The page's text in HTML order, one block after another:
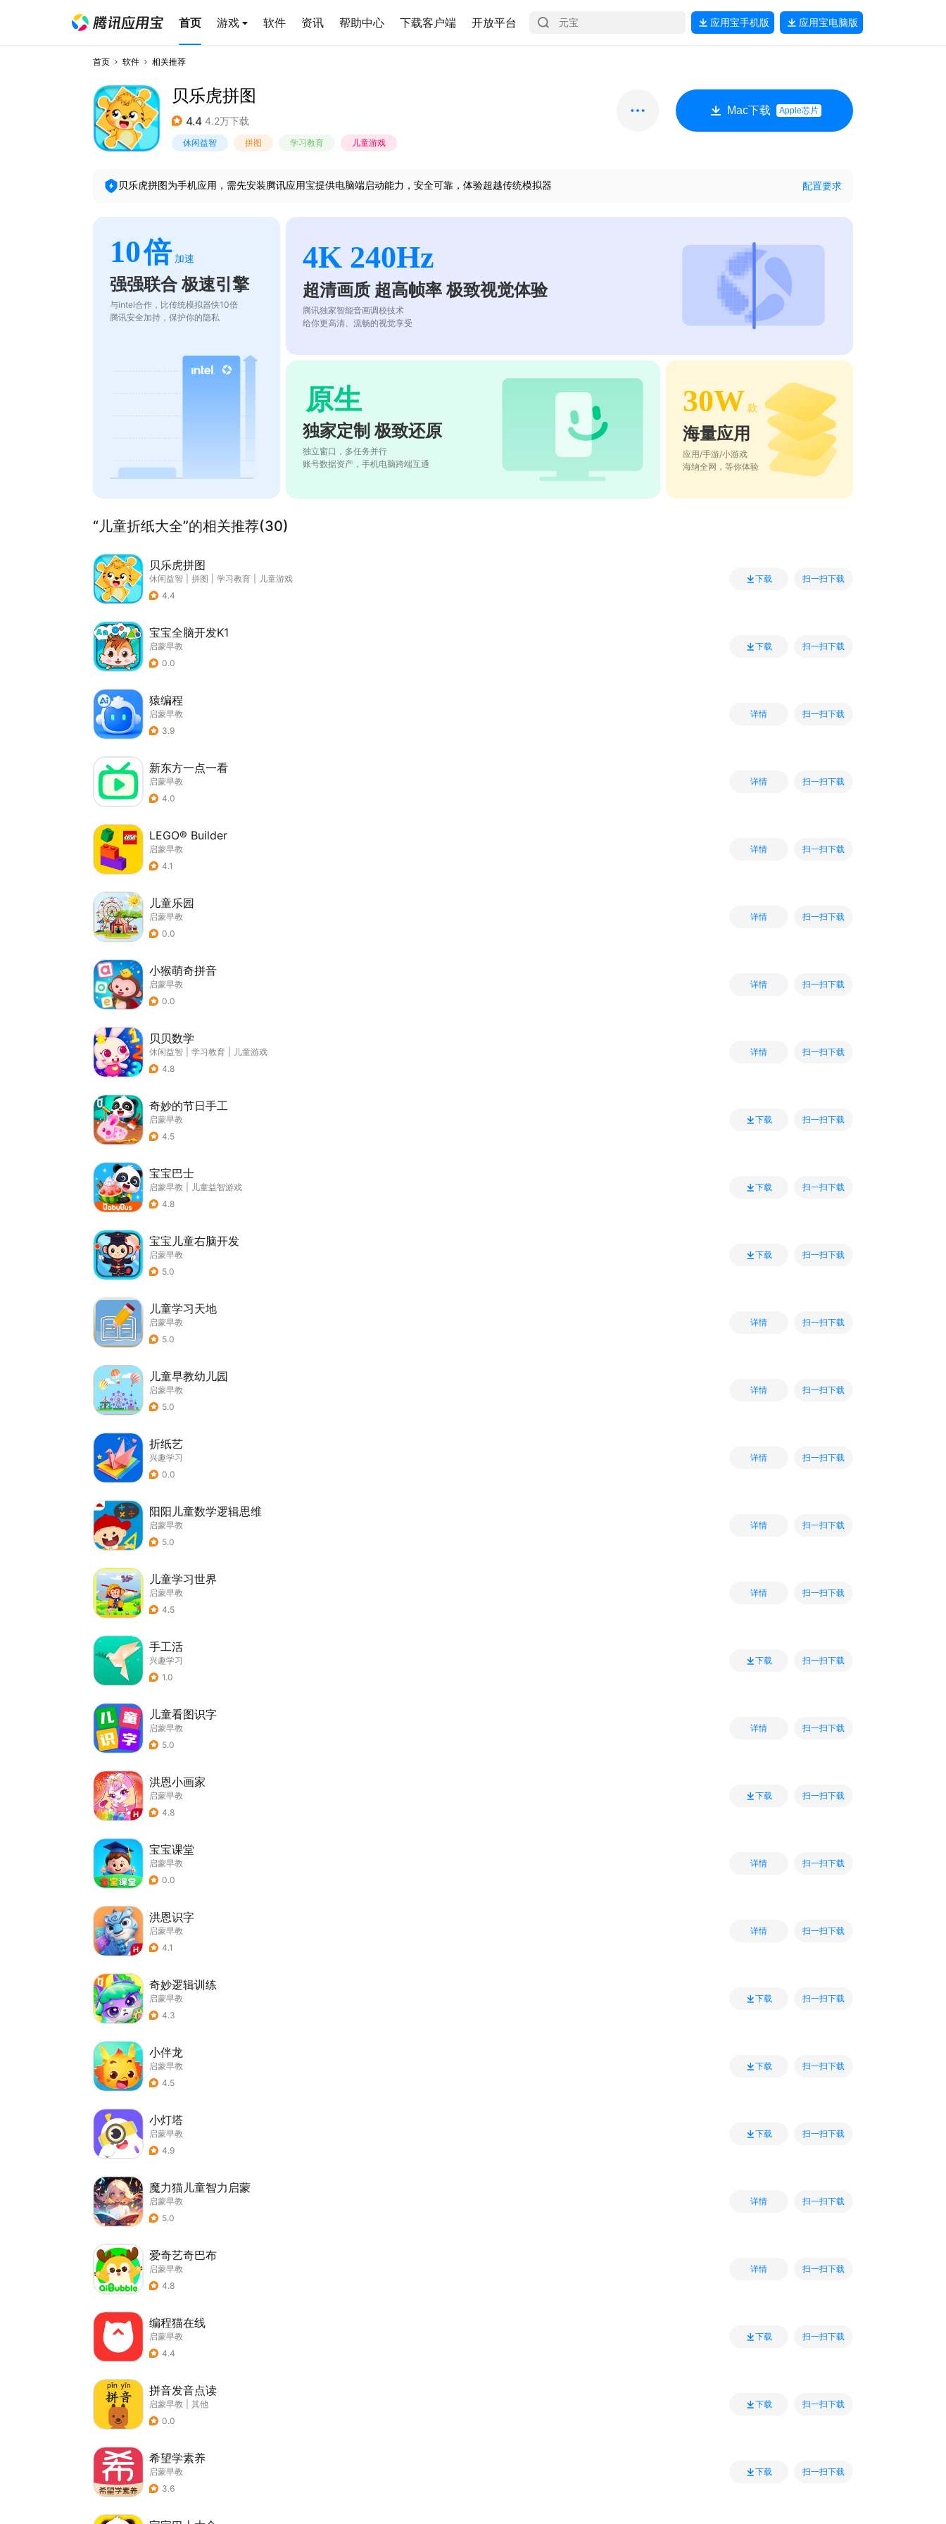
首页 游戏 软件 资讯 帮助中心 下载客户端 开放平台 应用宝手机版 应用宝电脑版
首页 软件 相关推荐
贝乐虎拼图
4.4 4.2万下载
休闲益智 拼图 学习教育 儿童游戏
Mac下载 Apple芯片
贝乐虎拼图为手机应用，需先安装腾讯应用宝提供电脑端启动能力，安全可靠，体验超越传统模拟器 配置要求
10倍 加速
强强联合 极速引擎
与intel合作，比传统模拟器快10倍
腾讯安全加持，保护你的隐私
4K 240Hz
超清画质 超高帧率 极致视觉体验
腾讯独家智能音画调校技术
给你更高清、流畅的视觉享受
原生
独家定制 极致还原
独立窗口，多任务并行
账号数据资产，手机电脑跨端互通
30W 款
海量应用
应用/手游/小游戏
海纳全网，等你体验
“儿童折纸大全”的相关推荐(30)
贝乐虎拼图
休闲益智 拼图 学习教育
儿童游戏
4.4
下载 扫一扫下载
宝宝全脑开发K1
启蒙早教
0.0
下载 扫一扫下载
猿编程
启蒙早教
3.9
详情 扫一扫下载
新东方一点一看
启蒙早教
4.0
详情 扫一扫下载
LEGO® Builder
启蒙早教
4.1
详情 扫一扫下载
儿童乐园
启蒙早教
0.0
详情 扫一扫下载
小猴萌奇拼音
启蒙早教
0.0
详情 扫一扫下载
贝贝数学
休闲益智 学习教育
儿童游戏
4.8
详情 扫一扫下载
奇妙的节日手工
启蒙早教
4.5
下载 扫一扫下载
宝宝巴士
启蒙早教
儿童益智游戏
4.8
下载 扫一扫下载
宝宝儿童右脑开发
启蒙早教
5.0
下载 扫一扫下载
儿童学习天地
启蒙早教
5.0
详情 扫一扫下载
儿童早教幼儿园
启蒙早教
5.0
详情 扫一扫下载
折纸艺
兴趣学习
0.0
详情 扫一扫下载
阳阳儿童数学逻辑思维
启蒙早教
5.0
详情 扫一扫下载
儿童学习世界
启蒙早教
4.5
详情 扫一扫下载
手工活
兴趣学习
1.0
下载 扫一扫下载
儿童看图识字
启蒙早教
5.0
详情 扫一扫下载
洪恩小画家
启蒙早教
4.8
下载 扫一扫下载
宝宝课堂
启蒙早教
0.0
详情 扫一扫下载
洪恩识字
启蒙早教
4.1
详情 扫一扫下载
奇妙逻辑训练
启蒙早教
4.3
下载 扫一扫下载
小伴龙
启蒙早教
4.5
下载 扫一扫下载
小灯塔
启蒙早教
4.9
下载 扫一扫下载
魔力猫儿童智力启蒙
启蒙早教
5.0
详情 扫一扫下载
爱奇艺奇巴布
启蒙早教
4.8
详情 扫一扫下载
编程猫在线
启蒙早教
4.4
下载 扫一扫下载
拼音发音点读
启蒙早教
其他
0.0
下载 扫一扫下载
希望学素养
启蒙早教
3.6
下载 扫一扫下载